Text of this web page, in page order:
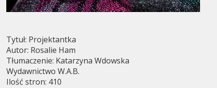
Tytuł: Projektantka
Autor: Rosalie Ham
Tłumaczenie: Katarzyna Wdowska
Wydawnictwo W.A.B.
Ilość stron: 410